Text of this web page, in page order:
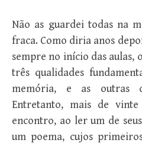
Não as guardei todas na
fraca. Como diria anos
sempre no início das aulas,
três qualidades
memória, e as outras
Entretanto, mais de
encontro, ao ler um de
um poema, cujos